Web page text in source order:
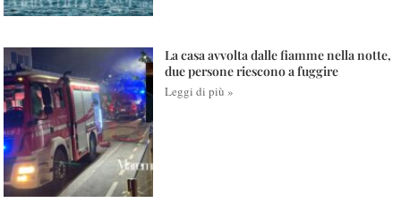
La casa avvolta dalle fiamme nella notte,
due persone riescono a fuggire
Leggi di più »